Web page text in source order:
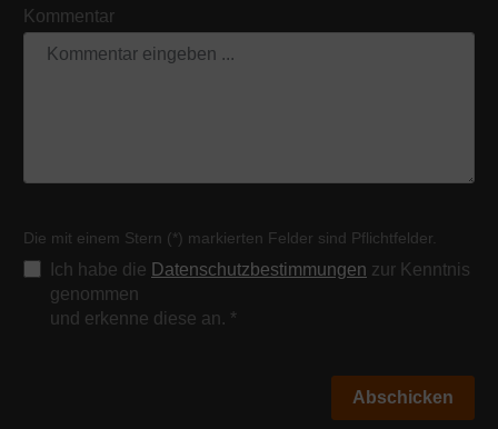
Kommentar
Die mit einem Stern (*) markierten Felder sind Pflichtfelder.
Ich habe die Datenschutzbestimmungen zur Kenntnis
genommen
und erkenne diese an. *
Abschicken